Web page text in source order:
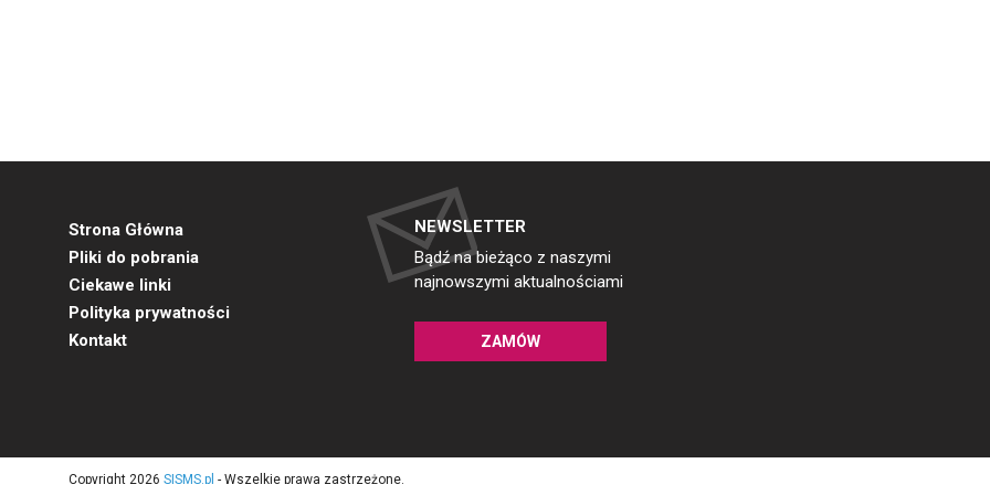
Strona Główna
Pliki do pobrania
Ciekawe linki
Polityka prywatności
Kontakt
NEWSLETTER
Bądź na bieżąco z naszymi
najnowszymi aktualnościami
ZAMÓW
Copyright 2026 SISMS.pl - Wszelkie prawa zastrzeżone.